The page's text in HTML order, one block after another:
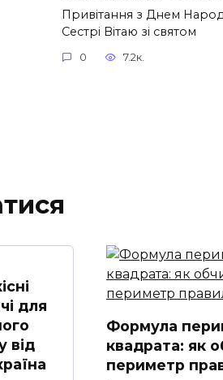
Привітання з Днем
Сестрі Вітаю зі святом
0 7.2к.
для
від
Формула
квадрата: як
периметр